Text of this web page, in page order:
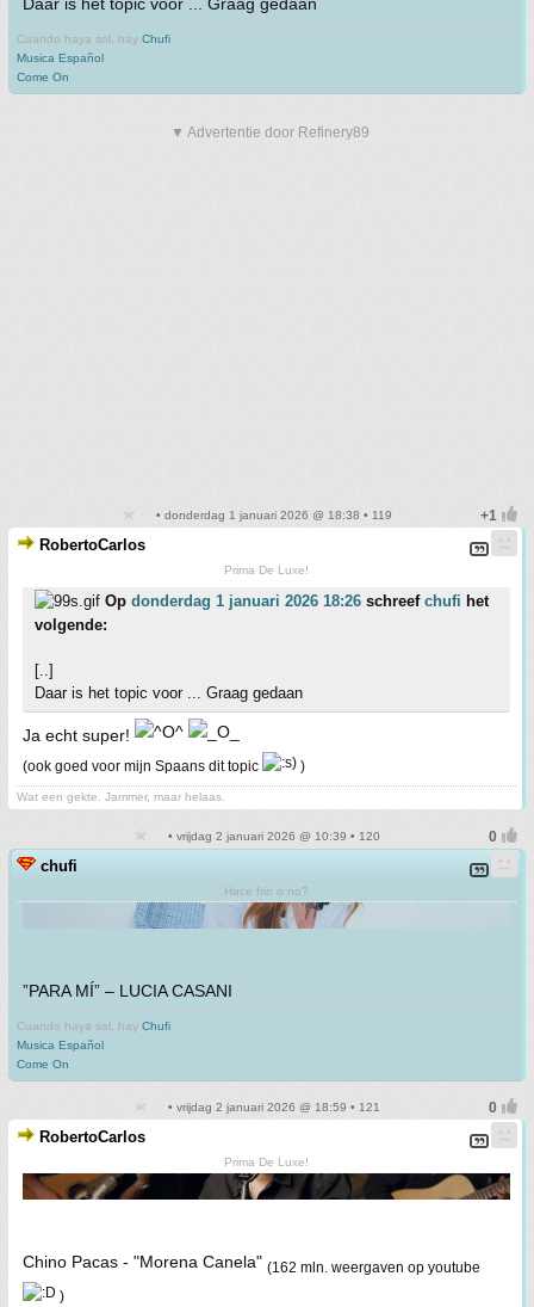
Cuando haya sol, hay Chufi
Musica Español
Come On
▼ Advertentie door Refinery89
• donderdag 1 januari 2026 @ 18:38 • 119
RobertoCarlos
Prima De Luxe!
Op donderdag 1 januari 2026 18:26 schreef chufi het
volgende:
[..]
Daar is het topic voor ... Graag gedaan
Ja echt super!
(ook goed voor mijn Spaans dit topic )
Wat een gekte. Jammer, maar helaas.
• vrijdag 2 januari 2026 @ 10:39 • 120
chufi
Hace frio o no?
”PARA MÍ” – LUCIA CASANI
Cuando haya sol, hay Chufi
Musica Español
Come On
• vrijdag 2 januari 2026 @ 18:59 • 121
RobertoCarlos
Prima De Luxe!
Chino Pacas - "Morena Canela" (162 mln. weergaven op youtube
)